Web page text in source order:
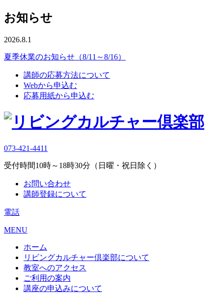
お知らせ
2026.8.1
夏季休業のお知らせ（8/11～8/16）
講師の応募方法について
Webから申込む
応募用紙から申込む
073-421-4411
受付時間10時～18時30分（日曜・祝日除く）
お問い合わせ
講師登録について
電話
MENU
ホーム
リビングカルチャー倶楽部について
教室へのアクセス
ご利用の案内
講座の申込みについて